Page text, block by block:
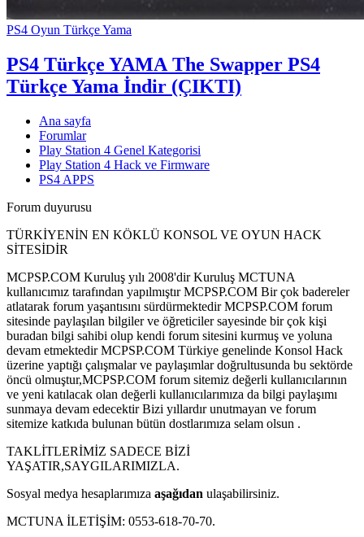
PS4 Oyun Türkçe Yama
PS4 Türkçe YAMAThe Swapper PS4
Türkçe Yama İndir (ÇIKTI)
Ana sayfa
Forumlar
Play Station 4 Genel Kategorisi
Play Station 4 Hack ve Firmware
PS4 APPS
Forum duyurusu
TÜRKİYENİN EN KÖKLÜ KONSOL VE OYUN HACK
SİTESİDİR
MCPSP.COM Kuruluş yılı 2008'dir Kuruluş MCTUNA
kullanıcımız tarafından yapılmıştır MCPSP.COM Bir çok badereler
atlatarak forum yaşantısını sürdürmektedir MCPSP.COM forum
sitesinde paylaşılan bilgiler ve öğreticiler sayesinde bir çok kişi
buradan bilgi sahibi olup kendi forum sitesini kurmuş ve yoluna
devam etmektedir MCPSP.COM Türkiye genelinde Konsol Hack
üzerine yaptığı çalışmalar ve paylaşımlar doğrultusunda bu sektörde
öncü olmuştur,MCPSP.COM forum sitemiz değerli kullanıcılarının
ve yeni katılacak olan değerli kullanıcılarımıza da bilgi paylaşımı
sunmaya devam edecektir Bizi yıllardır unutmayan ve forum
sitemize katkıda bulunan bütün dostlarımıza selam olsun .
TAKLİTLERİMİZ SADECE BİZİ
YAŞATIR,SAYGILARIMIZLA.
Sosyal medya hesaplarımıza aşağıdan ulaşabilirsiniz.
MCTUNA İLETİŞİM: 0553-618-70-70.